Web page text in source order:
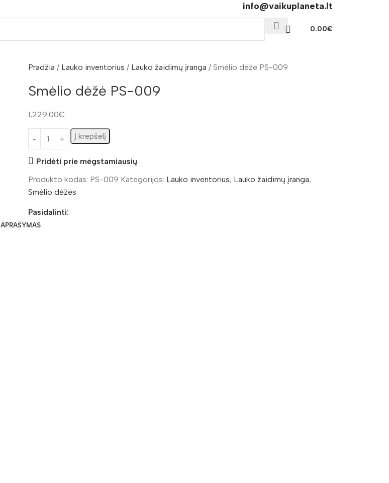
info@vaikuplaneta.lt
0.00€
Pradžia Lauko inventorius Lauko žaidimų įranga Smėlio dėžė PS-009
Smėlio dėžė PS-009
1,229.00€
Į krepšelį
Pridėti prie mėgstamiausių
Produkto kodas: PS-009 Kategorijos: Lauko inventorius, Lauko žaidimų įranga,
Smėlio dėžės
Pasidalinti:
APRAŠYMAS